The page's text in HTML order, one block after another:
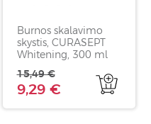
Burnos skalavimo
skystis, CURASEPT
Whitening, 300 ml
9,29 €
15,49 €